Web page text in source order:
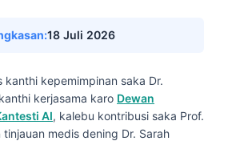
18 Juli 2026
kanthi kepemimpinan saka Dr.
kanthi kerjasama karo Dewan
AI, kalebu kontribusi saka Prof.
tinjauan medis dening Dr. Sarah